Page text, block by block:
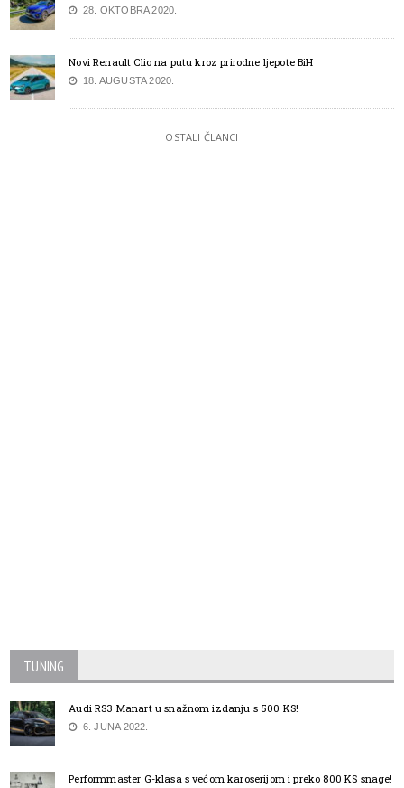
28. OKTOBRA 2020.
Novi Renault Clio na putu kroz prirodne ljepote BiH
18. AUGUSTA 2020.
OSTALI ČLANCI
TUNING
Audi RS3 Manart u snažnom izdanju s 500 KS!
6. JUNA 2022.
Performmaster G-klasa s većom karoserijom i preko 800 KS snage!